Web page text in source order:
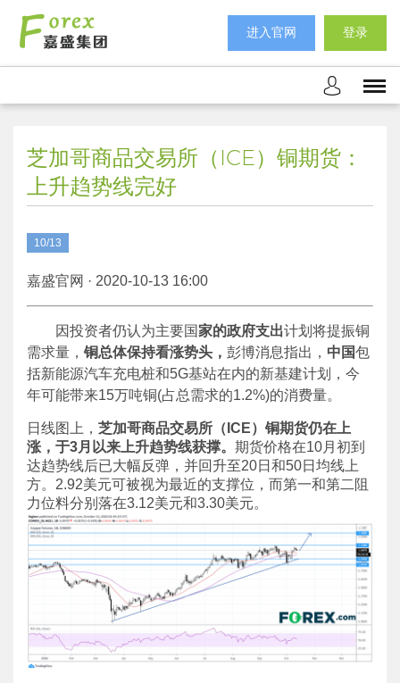
进入官网 登录
芝加哥商品交易所（ICE）铜期货：
上升趋势线完好
10/13
嘉盛官网 · 2020-10-13 16:00
因投资者仍认为主要国 家的政府支出计划将提振铜
需求量， 铜总体保持看涨势头， 彭博消息指出， 中国包
括新能源汽车充电桩和5G基站在内的新基建计划，今
年可能带来15万吨铜(占总需求的1.2%)的消费量。
日线图上， 芝加哥商品交易所（ ICE）铜期货仍在上
涨，于3月以来上升趋势线获撑。 期货价格在10月初到
达趋势线后已大幅反弹，并回升至20日和50日均线上
方。2.92美元可被视为最近的支撑位，而第一和第二阻
力位料分别落在3.12美元和3.30美元。